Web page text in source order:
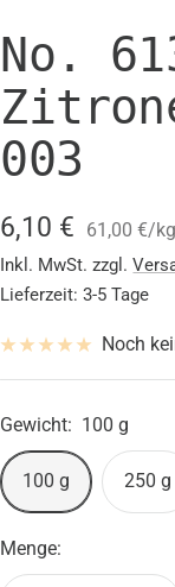
No.
003
Angebotspreis
6,10 € 61,00 €/kg
Inkl. MwSt. zzgl.
Lieferzeit: 3-5 Tage
Noch
Gewicht: 100 g
100 g 250 g
Menge: